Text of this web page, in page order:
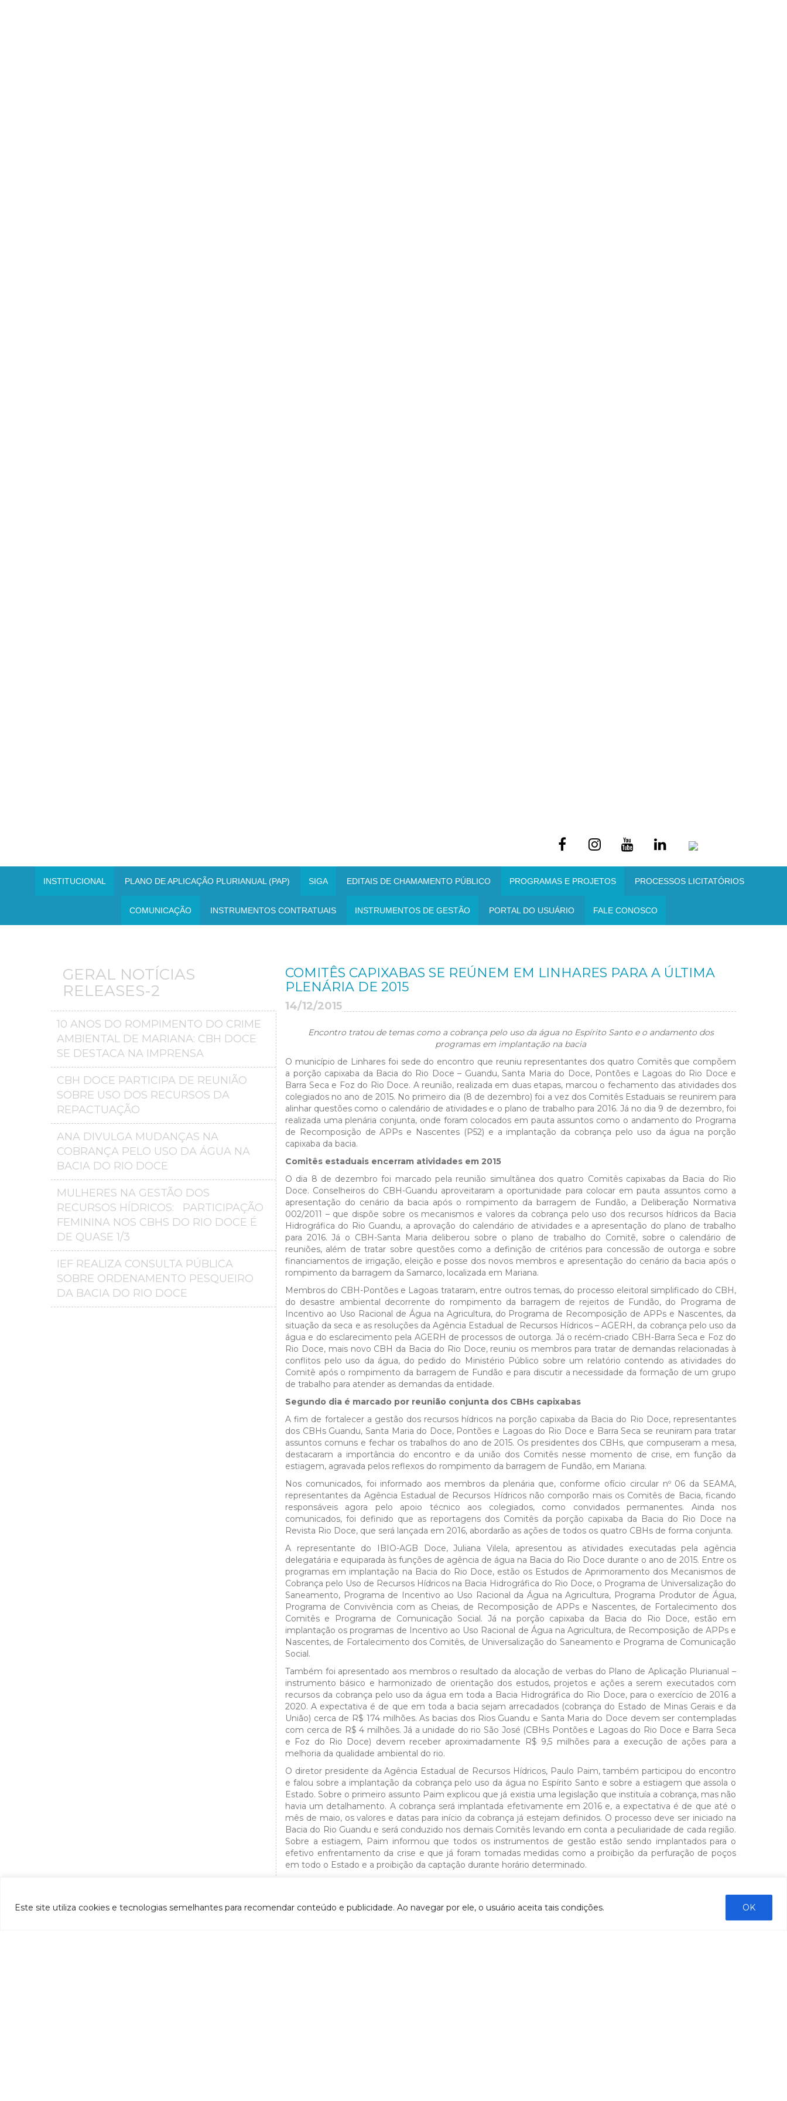
Este site utiliza cookies e tecnologias semelhantes para recomendar conteúdo e publicidade. Ao navegar por ele, o usuário aceita tais condições. OK
INSTITUCIONAL PLANO DE APLICAÇÃO PLURIANUAL (PAP) SIGA EDITAIS DE CHAMAMENTO PÚBLICO PROGRAMAS E PROJETOS PROCESSOS LICITATÓRIOS
COMUNICAÇÃO INSTRUMENTOS CONTRATUAIS INSTRUMENTOS DE GESTÃO PORTAL DO USUÁRIO FALE CONOSCO
GERAL NOTÍCIAS
RELEASES-2
10 ANOS DO ROMPIMENTO DO CRIME
AMBIENTAL DE MARIANA: CBH DOCE
SE DESTACA NA IMPRENSA
CBH DOCE PARTICIPA DE REUNIÃO
SOBRE USO DOS RECURSOS DA
REPACTUAÇÃO
ANA DIVULGA MUDANÇAS NA
COBRANÇA PELO USO DA ÁGUA NA
BACIA DO RIO DOCE
MULHERES NA GESTÃO DOS
RECURSOS HÍDRICOS: PARTICIPAÇÃO
FEMININA NOS CBHS DO RIO DOCE É
DE QUASE 1/3
IEF REALIZA CONSULTA PÚBLICA
SOBRE ORDENAMENTO PESQUEIRO
DA BACIA DO RIO DOCE
COMITÊS CAPIXABAS SE REÚNEM EM LINHARES PARA A ÚLTIMA
PLENÁRIA DE 2015
14/12/2015
Encontro tratou de temas como a cobrança pelo uso da água no Espírito Santo e o andamento dos
programas em implantação na bacia
O município de Linhares foi sede do encontro que reuniu representantes dos quatro Comitês que compõem
a porção capixaba da Bacia do Rio Doce – Guandu, Santa Maria do Doce, Pontões e Lagoas do Rio Doce e
Barra Seca e Foz do Rio Doce. A reunião, realizada em duas etapas, marcou o fechamento das atividades dos
colegiados no ano de 2015. No primeiro dia (8 de dezembro) foi a vez dos Comitês Estaduais se reunirem para
alinhar questões como o calendário de atividades e o plano de trabalho para 2016. Já no dia 9 de dezembro, foi
realizada uma plenária conjunta, onde foram colocados em pauta assuntos como o andamento do Programa
de Recomposição de APPs e Nascentes (P52) e a implantação da cobrança pelo uso da água na porção
capixaba da bacia.
Comitês estaduais encerram atividades em 2015
O dia 8 de dezembro foi marcado pela reunião simultânea dos quatro Comitês capixabas da Bacia do Rio
Doce. Conselheiros do CBH-Guandu aproveitaram a oportunidade para colocar em pauta assuntos como a
apresentação do cenário da bacia após o rompimento da barragem de Fundão, a Deliberação Normativa
002/2011 – que dispõe sobre os mecanismos e valores da cobrança pelo uso dos recursos hídricos da Bacia
Hidrográfica do Rio Guandu, a aprovação do calendário de atividades e a apresentação do plano de trabalho
para 2016. Já o CBH-Santa Maria deliberou sobre o plano de trabalho do Comitê, sobre o calendário de
reuniões, além de tratar sobre questões como a definição de critérios para concessão de outorga e sobre
financiamentos de irrigação, eleição e posse dos novos membros e apresentação do cenário da bacia após o
rompimento da barragem da Samarco, localizada em Mariana.
Membros do CBH-Pontões e Lagoas trataram, entre outros temas, do processo eleitoral simplificado do CBH,
do desastre ambiental decorrente do rompimento da barragem de rejeitos de Fundão, do Programa de
Incentivo ao Uso Racional de Água na Agricultura, do Programa de Recomposição de APPs e Nascentes, da
situação da seca e as resoluções da Agência Estadual de Recursos Hídricos – AGERH, da cobrança pelo uso da
água e do esclarecimento pela AGERH de processos de outorga. Já o recém-criado CBH-Barra Seca e Foz do
Rio Doce, mais novo CBH da Bacia do Rio Doce, reuniu os membros para tratar de demandas relacionadas à
conflitos pelo uso da água, do pedido do Ministério Público sobre um relatório contendo as atividades do
Comitê após o rompimento da barragem de Fundão e para discutir a necessidade da formação de um grupo
de trabalho para atender as demandas da entidade.
Segundo dia é marcado por reunião conjunta dos CBHs capixabas
A fim de fortalecer a gestão dos recursos hídricos na porção capixaba da Bacia do Rio Doce, representantes
dos CBHs Guandu, Santa Maria do Doce, Pontões e Lagoas do Rio Doce e Barra Seca se reuniram para tratar
assuntos comuns e fechar os trabalhos do ano de 2015. Os presidentes dos CBHs, que compuseram a mesa,
destacaram a importância do encontro e da união dos Comitês nesse momento de crise, em função da
estiagem, agravada pelos reflexos do rompimento da barragem de Fundão, em Mariana.
Nos comunicados, foi informado aos membros da plenária que, conforme ofício circular nº 06 da SEAMA,
representantes da Agência Estadual de Recursos Hídricos não comporão mais os Comitês de Bacia, ficando
responsáveis agora pelo apoio técnico aos colegiados, como convidados permanentes. Ainda nos
comunicados, foi definido que as reportagens dos Comitês da porção capixaba da Bacia do Rio Doce na
Revista Rio Doce, que será lançada em 2016, abordarão as ações de todos os quatro CBHs de forma conjunta.
A representante do IBIO-AGB Doce, Juliana Vilela, apresentou as atividades executadas pela agência
delegatária e equiparada às funções de agência de água na Bacia do Rio Doce durante o ano de 2015. Entre os
programas em implantação na Bacia do Rio Doce, estão os Estudos de Aprimoramento dos Mecanismos de
Cobrança pelo Uso de Recursos Hídricos na Bacia Hidrográfica do Rio Doce, o Programa de Universalização do
Saneamento, Programa de Incentivo ao Uso Racional da Água na Agricultura, Programa Produtor de Água,
Programa de Convivência com as Cheias, de Recomposição de APPs e Nascentes, de Fortalecimento dos
Comitês e Programa de Comunicação Social. Já na porção capixaba da Bacia do Rio Doce, estão em
implantação os programas de Incentivo ao Uso Racional de Água na Agricultura, de Recomposição de APPs e
Nascentes, de Fortalecimento dos Comitês, de Universalização do Saneamento e Programa de Comunicação
Social.
Também foi apresentado aos membros o resultado da alocação de verbas do Plano de Aplicação Plurianual –
instrumento básico e harmonizado de orientação dos estudos, projetos e ações a serem executados com
recursos da cobrança pelo uso da água em toda a Bacia Hidrográfica do Rio Doce, para o exercício de 2016 a
2020. A expectativa é de que em toda a bacia sejam arrecadados (cobrança do Estado de Minas Gerais e da
União) cerca de R$ 174 milhões. As bacias dos Rios Guandu e Santa Maria do Doce devem ser contempladas
com cerca de R$ 4 milhões. Já a unidade do rio São José (CBHs Pontões e Lagoas do Rio Doce e Barra Seca
e Foz do Rio Doce) devem receber aproximadamente R$ 9,5 milhões para a execução de ações para a
melhoria da qualidade ambiental do rio.
O diretor presidente da Agência Estadual de Recursos Hídricos, Paulo Paim, também participou do encontro
e falou sobre a implantação da cobrança pelo uso da água no Espírito Santo e sobre a estiagem que assola o
Estado. Sobre o primeiro assunto Paim explicou que já existia uma legislação que instituía a cobrança, mas não
havia um detalhamento. A cobrança será implantada efetivamente em 2016 e, a expectativa é de que até o
mês de maio, os valores e datas para início da cobrança já estejam definidos. O processo deve ser iniciado na
Bacia do Rio Guandu e será conduzido nos demais Comitês levando em conta a peculiaridade de cada região.
Sobre a estiagem, Paim informou que todos os instrumentos de gestão estão sendo implantados para o
efetivo enfrentamento da crise e que já foram tomadas medidas como a proibição da perfuração de poços
em todo o Estado e a proibição da captação durante horário determinado.
novembro, para o Rio Doce. O manifesto apresentado pelo CBH Doce, que solicita maior participação dos
Comitês no processo de decisões em relação à recuperação do manancial, foi lido durante um encontro e foi
definido que um membro de cada Comitê capixaba será responsável por acompanhar os desdobramentos do